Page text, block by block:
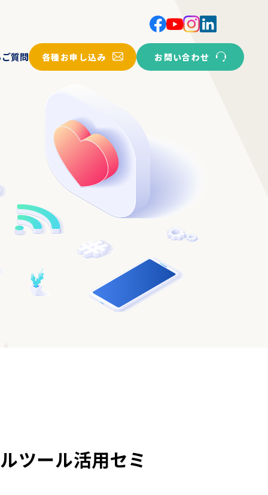
各種お申し込み お問い合わせ
ツール活用セミ